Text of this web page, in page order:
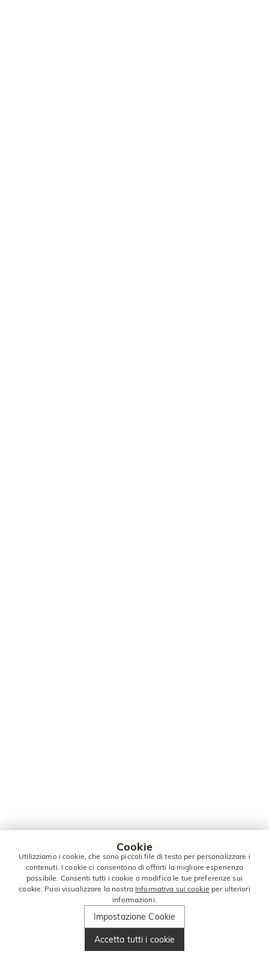
Cookie
Utilizziamo i cookie, che sono piccoli file di testo per personalizzare i
contenuti. I cookie ci consentono di offrirti la migliore esperienza
possibile. Consenti tutti i cookie o modifica le tue preferenze sui
cookie. Puoi visualizzare la nostra Informativa sui cookie per ulteriori
informazioni.
Impostazione Cookie
Accetta tutti i cookie